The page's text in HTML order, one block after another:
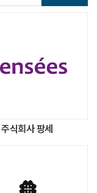
주식회사 팡세